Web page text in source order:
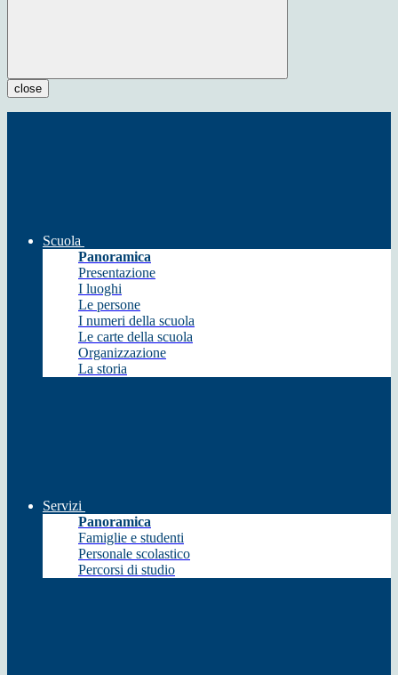
close
Scuola
Panoramica
Presentazione
I luoghi
Le persone
I numeri della scuola
Le carte della scuola
Organizzazione
La storia
Servizi
Panoramica
Famiglie e studenti
Personale scolastico
Percorsi di studio